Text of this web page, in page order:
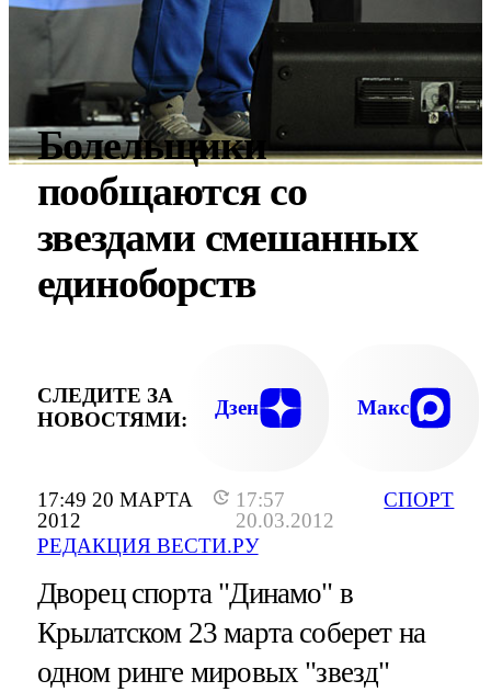
17:49 20 МАРТА
2012
17:57
20.03.2012
РЕДАКЦИЯ ВЕСТИ.РУ
СПОРТ
Болельщики
пообщаются со
звездами смешанных
единоборств
СЛЕДИТЕ ЗА
НОВОСТЯМИ:
Дзен Макс
Дворец спорта "Динамо" в
Крылатском 23 марта соберет на
одном ринге мировых "звезд"